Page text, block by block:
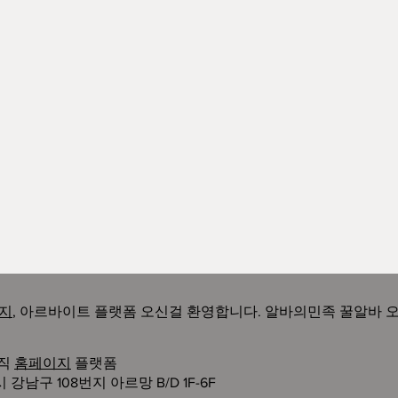
, 아르바이트 플랫폼 오신걸 환영합니다. 알바의민족 꿀알바
홈페이지
플랫폼
남구 108번지 아르망 B/D 1F-6F